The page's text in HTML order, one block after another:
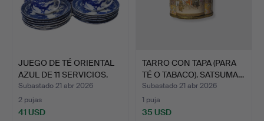
JUEGO DE TÉ ORIENTAL
AZUL DE 11 SERVICIOS.
Subastado 21 abr 2026
2 pujas
41 USD
TARRO CON TAPA (PARA
TÉ O TABACO). SATSUMA…
Subastado 21 abr 2026
1 puja
35 USD